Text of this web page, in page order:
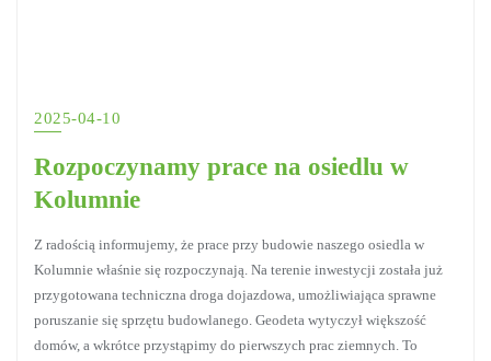
2025-04-10
Rozpoczynamy prace na osiedlu w
Kolumnie
Z radością informujemy, że prace przy budowie naszego osiedla w
Kolumnie właśnie się rozpoczynają. Na terenie inwestycji została już
przygotowana techniczna droga dojazdowa, umożliwiająca sprawne
poruszanie się sprzętu budowlanego. Geodeta wytyczył większość
domów, a wkrótce przystąpimy do pierwszych prac ziemnych. To